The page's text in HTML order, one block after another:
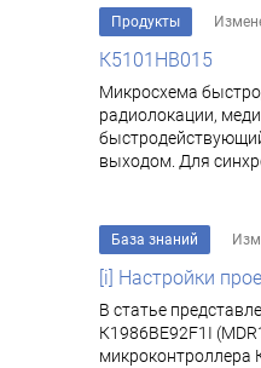
Продукты
К5101НВ015
Микросхема
радиолокации,
выходом. Для
База знаний
[i] Настройки
В статье
К1986ВЕ92F1I
микроконтроллера